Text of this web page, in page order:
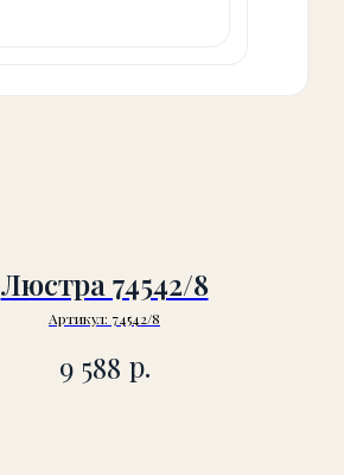
Люстра 74542/8
Артикул: 74542/8
9 588 р.